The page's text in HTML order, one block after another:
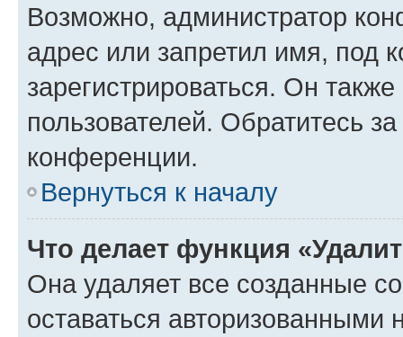
Возможно, администратор
адрес или запретил имя, под
зарегистрироваться. Он
пользователей. Обратитесь
конференции.
Вернуться к началу
Что делает функция
Она удаляет все созданные
оставаться авторизованными